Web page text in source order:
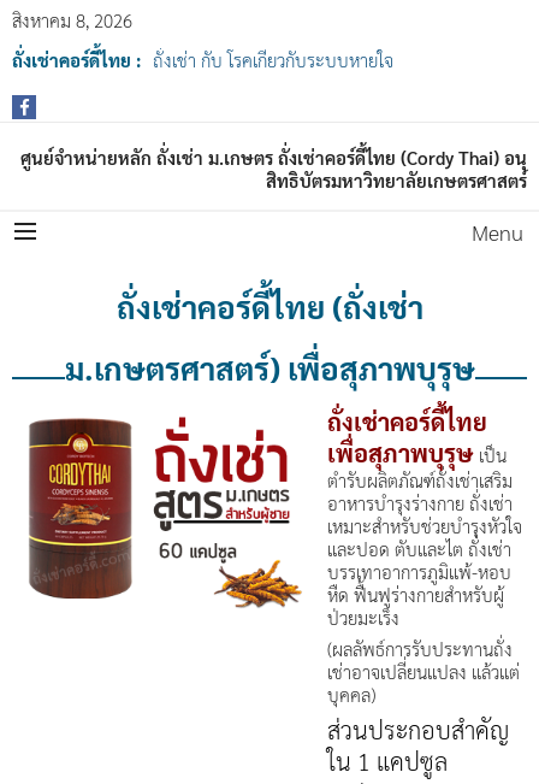
สิงหาคม 8, 2026
ถั่งเช่าคอร์ดี้ไทย : ถั่งเช่า กับ โรคเกี่ยวกับระบบหายใจ
ศูนย์จำหน่ายหลัก ถั่งเช่า ม.เกษตร ถั่งเช่าคอร์ดี้ไทย (Cordy Thai) อนุ
สิทธิบัตรมหาวิทยาลัยเกษตรศาสตร์
Menu
ถั่งเช่าคอร์ดี้ไทย (ถั่งเช่า
ม.เกษตรศาสตร์) เพื่อสุภาพบุรุษ
ถั่งเช่าคอร์ดี้ไทย
เพื่อสุภาพบุรุษ เป็น
ตำรับผลิตภัณฑ์ถั่งเช่าเสริม
อาหารบำรุงร่างกาย ถั่งเช่า
เหมาะสำหรับช่วยบำรุงหัวใจ
และปอด ตับและไต ถั่งเช่า
บรรเทาอาการภูมิแพ้-หอบ
หืด ฟื้นฟูร่างกายสำหรับผู้
ป่วยมะเร็ง
(ผลลัพธ์การรับประทานถั่ง
เช่าอาจเปลี่ยนแปลง แล้วแต่
บุคคล)
ส่วนประกอบสำคัญ
ใน 1 แคปซูล